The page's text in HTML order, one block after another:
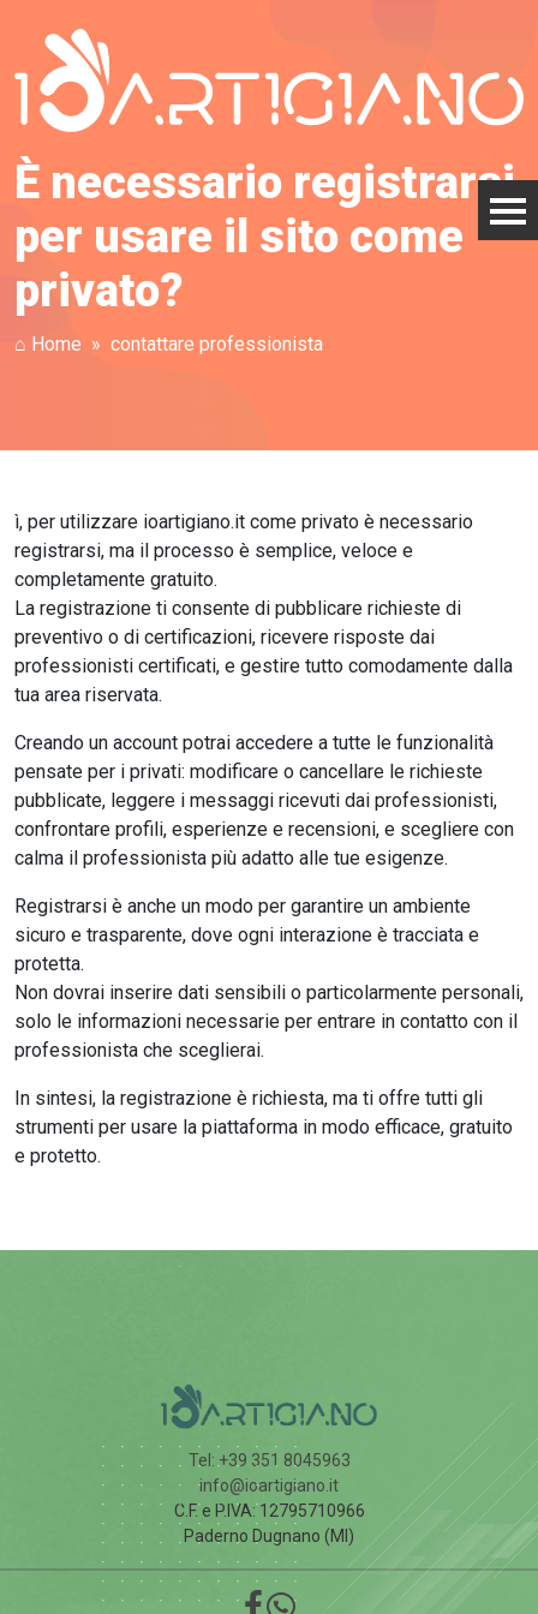
È necessario registrarsi
per usare il sito come
privato?
⌂ Home contattare professionista
ì, per utilizzare ioartigiano.it come privato è necessario
registrarsi, ma il processo è semplice, veloce e
completamente gratuito.
La registrazione ti consente di pubblicare richieste di
preventivo o di certificazioni, ricevere risposte dai
professionisti certificati, e gestire tutto comodamente dalla
tua area riservata.
Creando un account potrai accedere a tutte le funzionalità
pensate per i privati: modificare o cancellare le richieste
pubblicate, leggere i messaggi ricevuti dai professionisti,
confrontare profili, esperienze e recensioni, e scegliere con
calma il professionista più adatto alle tue esigenze.
Registrarsi è anche un modo per garantire un ambiente
sicuro e trasparente, dove ogni interazione è tracciata e
protetta.
Non dovrai inserire dati sensibili o particolarmente personali,
solo le informazioni necessarie per entrare in contatto con il
professionista che sceglierai.
In sintesi, la registrazione è richiesta, ma ti offre tutti gli
strumenti per usare la piattaforma in modo efficace, gratuito
e protetto.
Tel: +39 351 8045963
info@ioartigiano.it
C.F. e P.IVA: 12795710966
Paderno Dugnano (MI)